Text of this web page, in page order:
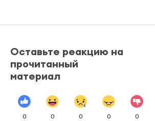
Оставьте реакцию на
прочитанный
материал
0 0 0 0 0